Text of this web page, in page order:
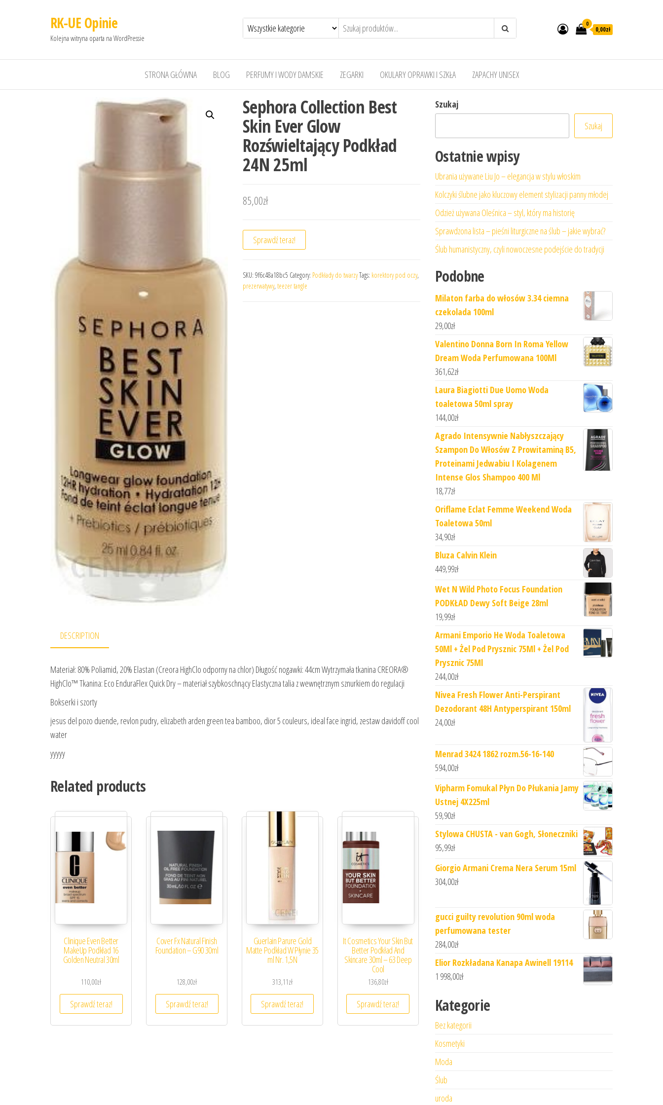
RK-UE Opinie
Kolejna witryna oparta na WordPressie
0
0,00zł
STRONA GŁÓWNA BLOG PERFUMY I WODY DAMSKIE ZEGARKI OKULARY OPRAWKI I SZKŁA ZAPACHY UNISEX
Sephora Collection Best
Skin Ever Glow
Rozświeltający Podkład
24N 25ml
85,00zł
Sprawdź teraz!
SKU: 9f6c48a18bc5 Category: Podkłady do twarzyTags: korektory pod oczy,
prezerwatywy, teezer tangle
DESCRIPTION
Materiał: 80% Poliamid, 20% Elastan (Creora HighClo odporny na chlor) Długość nogawki: 44cm Wytrzymała tkanina CREORA®
HighClo™ Tkanina: Eco EnduraFlex Quick Dry – materiał szybkoschnący Elastyczna talia z wewnętrznym sznurkiem do regulacji
Bokserki i szorty
jesus del pozo duende, revlon pudry, elizabeth arden green tea bamboo, dior 5 couleurs, ideal face ingrid, zestaw davidoff cool
water
yyyyy
Related products
Clinique Even Better
MakeUp Podkład 16
Golden Neutral 30ml
110,00zł
Sprawdź teraz!
Cover Fx Natural Finish
Foundation – G90 30ml
128,00zł
Sprawdź teraz!
Guerlain Parure Gold
Matte Podkład W Płynie 35
ml Nr. 1,5N
313,11zł
Sprawdź teraz!
It Cosmetics Your Skin But
Better Podkład And
Skincare 30ml – 63 Deep
Cool
136,80zł
Sprawdź teraz!
Szukaj
Szukaj
Ostatnie wpisy
Ubrania używane Liu Jo – elegancja w stylu włoskim
Kolczyki ślubne jako kluczowy element stylizacji panny młodej
Odzież używana Oleśnica – styl, który ma historię
Sprawdzona lista – pieśni liturgiczne na ślub – jakie wybrać?
Ślub humanistyczny, czyli nowoczesne podejście do tradycji
Podobne
Milaton farba do włosów 3.34 ciemna
czekolada 100ml
29,00zł
Valentino Donna Born In Roma Yellow
Dream Woda Perfumowana 100Ml
361,62zł
Laura Biagiotti Due Uomo Woda
toaletowa 50ml spray
144,00zł
Agrado Intensywnie Nabłyszczający
Szampon Do Włosów Z Prowitaminą B5,
Proteinami Jedwabiu I Kolagenem
Intense Glos Shampoo 400 Ml
18,77zł
Oriflame Eclat Femme Weekend Woda
Toaletowa 50ml
34,90zł
Bluza Calvin Klein
449,99zł
Wet N Wild Photo Focus Foundation
PODKŁAD Dewy Soft Beige 28ml
19,99zł
Armani Emporio He Woda Toaletowa
50Ml + Żel Pod Prysznic 75Ml + Żel Pod
Prysznic 75Ml
244,00zł
Nivea Fresh Flower Anti-Perspirant
Dezodorant 48H Antyperspirant 150ml
24,00zł
Menrad 3424 1862 rozm.56-16-140
594,00zł
Vipharm Fomukal Płyn Do Płukania Jamy
Ustnej 4X225ml
59,90zł
Stylowa CHUSTA - van Gogh, Słoneczniki
95,99zł
Giorgio Armani Crema Nera Serum 15ml
304,00zł
gucci guilty revolution 90ml woda
perfumowana tester
284,00zł
Elior Rozkładana Kanapa Awinell 19114
1 998,00zł
Kategorie
Bez kategorii
Kosmetyki
Moda
Ślub
uroda